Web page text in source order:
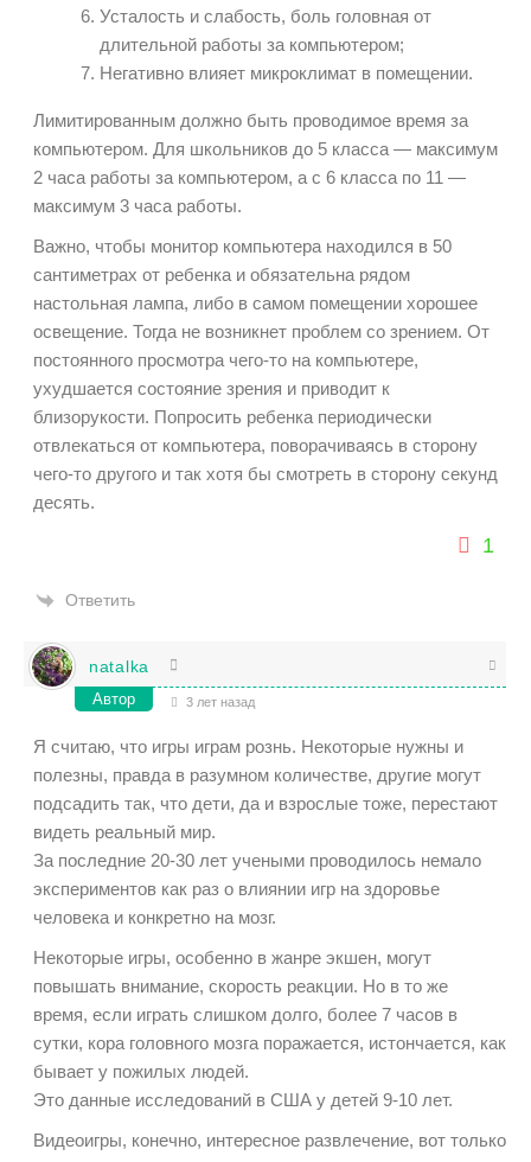
Усталость и слабость, боль головная от
длительной работы за компьютером;
Негативно влияет микроклимат в помещении.
Лимитированным должно быть проводимое время за
компьютером. Для школьников до 5 класса — максимум
2 часа работы за компьютером, а с 6 класса по 11 —
максимум 3 часа работы.
Важно, чтобы монитор компьютера находился в 50
сантиметрах от ребенка и обязательна рядом
настольная лампа, либо в самом помещении хорошее
освещение. Тогда не возникнет проблем со зрением. От
постоянного просмотра чего-то на компьютере,
ухудшается состояние зрения и приводит к
близорукости. Попросить ребенка периодически
отвлекаться от компьютера, поворачиваясь в сторону
чего-то другого и так хотя бы смотреть в сторону секунд
десять.
1
Ответить
natalka
Автор 3 лет назад
Я считаю, что игры играм рознь. Некоторые нужны и
полезны, правда в разумном количестве, другие могут
подсадить так, что дети, да и взрослые тоже, перестают
видеть реальный мир.
За последние 20-30 лет учеными проводилось немало
экспериментов как раз о влиянии игр на здоровье
человека и конкретно на мозг.
Некоторые игры, особенно в жанре экшен, могут
повышать внимание, скорость реакции. Но в то же
время, если играть слишком долго, более 7 часов в
сутки, кора головного мозга поражается, истончается, как
бывает у пожилых людей.
Это данные исследований в США у детей 9-10 лет.
Видеоигры, конечно, интересное развлечение, вот только